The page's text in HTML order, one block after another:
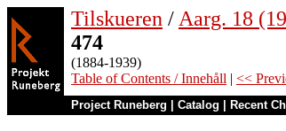
Tilskueren / Aarg. 18
474
(1884-1939)
Table of Contents / Innehåll | <<
Project Runeberg Catalog Recent